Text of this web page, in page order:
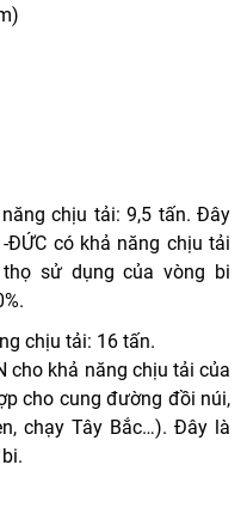
chịu tải: 9,5 tấn. Đây
ĐỨC có khả năng chịu tải
sử dụng của vòng bi
chịu tải: 16 tấn.
cho khả năng chịu tải của
cho cung đường đồi núi,
chạy Tây Bắc…). Đây là